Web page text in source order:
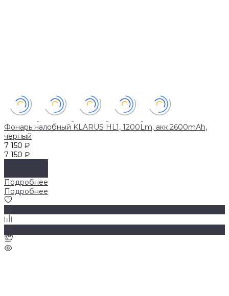
Фонарь налобный KLARUS HL1, 1200Lm, акк.2600mAh,
черный
7 150 ₽
7 150 ₽
Подробнее
Подробнее